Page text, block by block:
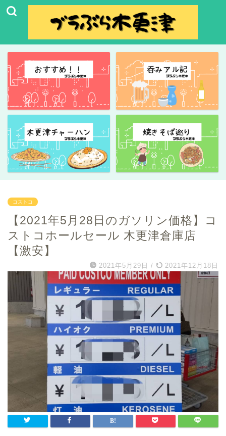
コストコ
【2021年5月28日のガソリン価格】コ
ストコホールセール 木更津倉庫店
【激安】
2021年5月29日 / 2021年12月18日